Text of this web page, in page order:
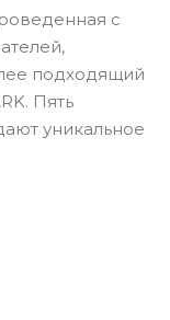
с
подходящий
Пять
уникальное